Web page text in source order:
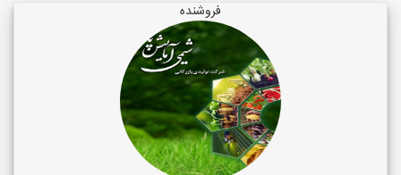
فروشنده